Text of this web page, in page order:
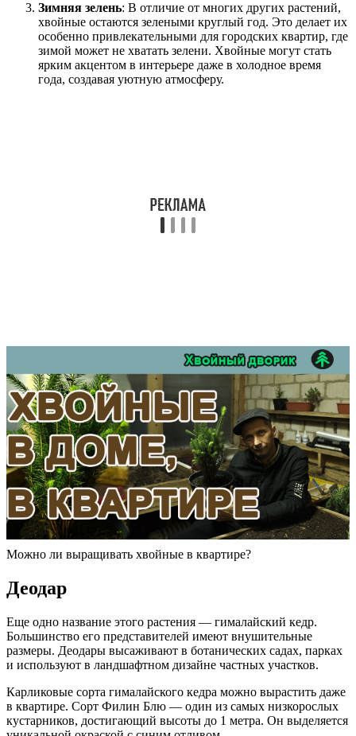
Зимняя зелень: В отличие от многих других растений,
хвойные остаются зелеными круглый год. Это делает их
особенно привлекательными для городских квартир, где
зимой может не хватать зелени. Хвойные могут стать
ярким акцентом в интерьере даже в холодное время
года, создавая уютную атмосферу.
Можно ли выращивать хвойные в квартире?
Деодар
Еще одно название этого растения — гималайский кедр.
Большинство его представителей имеют внушительные
размеры. Деодары высаживают в ботанических садах, парках
и используют в ландшафтном дизайне частных участков.
Карликовые сорта гималайского кедра можно вырастить даже
в квартире. Сорт Филин Блю — один из самых низкорослых
кустарников, достигающий высоты до 1 метра. Он выделяется